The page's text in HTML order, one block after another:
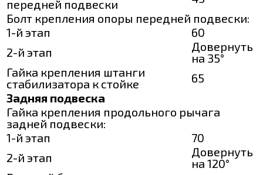
передней подвески
Болт крепления опоры передней подвески:
1-й этап
60
2-й этап
Довернуть
на 35°
Гайка крепления штанги
стабилизатора к стойке
65
Задняя подвеска
Гайка крепления продольного рычага
задней подвески:
1-й этап
70
2-й этап
Довернуть
на 120°